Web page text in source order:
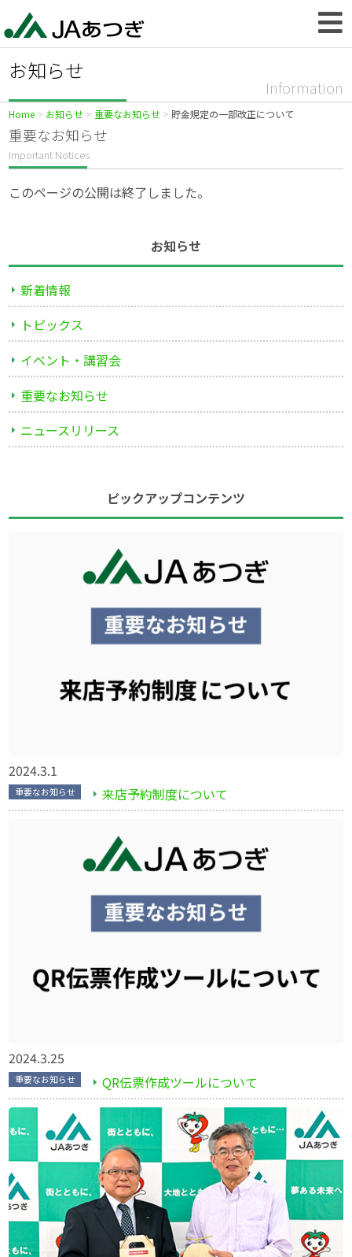
お知らせ
Information
Home お知らせ 重要なお知らせ 貯金規定の一部改正について
重要なお知らせ
Important Notices
このページの公開は終了しました。
お知らせ
新着情報
トピックス
イベント・講習会
重要なお知らせ
ニュースリリース
ピックアップコンテンツ
2024.3.1
重要なお知らせ 来店予約制度について
2024.3.25
重要なお知らせ QR伝票作成ツールについて